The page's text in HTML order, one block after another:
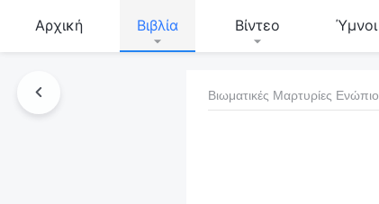
Αρχική Βιβλία Βίντεο Ύμνοι
Βιωματικές Μαρτυρίες